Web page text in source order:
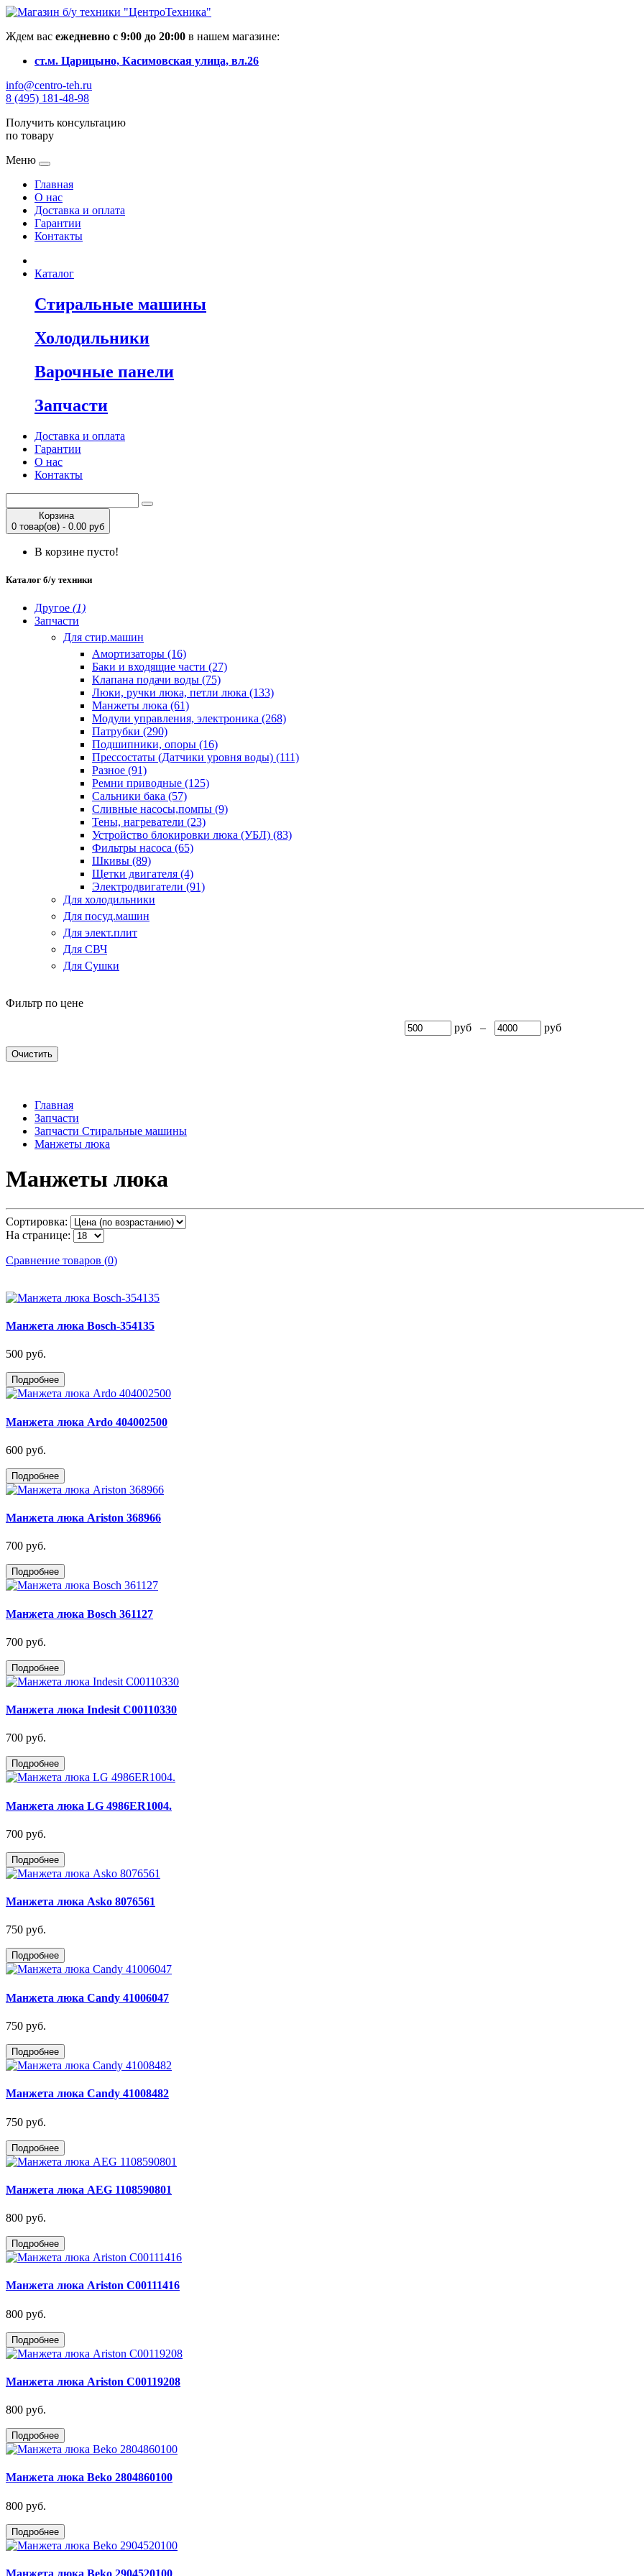
Ждем вас ежедневно с 9:00 до 20:00 в нашем магазине:
ст.м. Царицыно, Касимовская улица, вл.26
info@centro-teh.ru
8 (495) 181-48-98
Получить консультацию
по товару
Меню
Главная
О нас
Доставка и оплата
Гарантии
Контакты
Каталог
Стиральные машины
Холодильники
Варочные панели
Запчасти
Доставка и оплата
Гарантии
О нас
Контакты
Корзина
0 товар(ов) - 0.00 руб
В корзине пусто!
Каталог б/у техники
Другое (1)
Запчасти
Для стир.машин
Амортизаторы (16)
Баки и входящие части (27)
Клапана подачи воды (75)
Люки, ручки люка, петли люка (133)
Манжеты люка (61)
Модули управления, электроника (268)
Патрубки (290)
Подшипники, опоры (16)
Прессостаты (Датчики уровня воды) (111)
Разное (91)
Ремни приводные (125)
Сальники бака (57)
Сливные насосы,помпы (9)
Тены, нагреватели (23)
Устройство блокировки люка (УБЛ) (83)
Фильтры насоса (65)
Шкивы (89)
Щетки двигателя (4)
Электродвигатели (91)
Для холодильники
Для посуд.машин
Для элект.плит
Для СВЧ
Для Сушки
Фильтр по цене
руб
– руб
Очистить
Главная
Запчасти
Запчасти Стиральные машины
Манжеты люка
Манжеты люка
Сортировка:
На странице:
Сравнение товаров (0)
Манжета люка Bosch-354135
500 руб.
Подробнее
Манжета люка Ardo 404002500
600 руб.
Подробнее
Манжета люка Ariston 368966
700 руб.
Подробнее
Манжета люка Bosch 361127
700 руб.
Подробнее
Манжета люка Indesit C00110330
700 руб.
Подробнее
Манжета люка LG 4986ER1004.
700 руб.
Подробнее
Манжета люка Asko 8076561
750 руб.
Подробнее
Манжета люка Candy 41006047
750 руб.
Подробнее
Манжета люка Candy 41008482
750 руб.
Подробнее
Манжета люка AEG 1108590801
800 руб.
Подробнее
Манжета люка Ariston C00111416
800 руб.
Подробнее
Манжета люка Ariston C00119208
800 руб.
Подробнее
Манжета люка Beko 2804860100
800 руб.
Подробнее
Манжета люка Beko 2904520100